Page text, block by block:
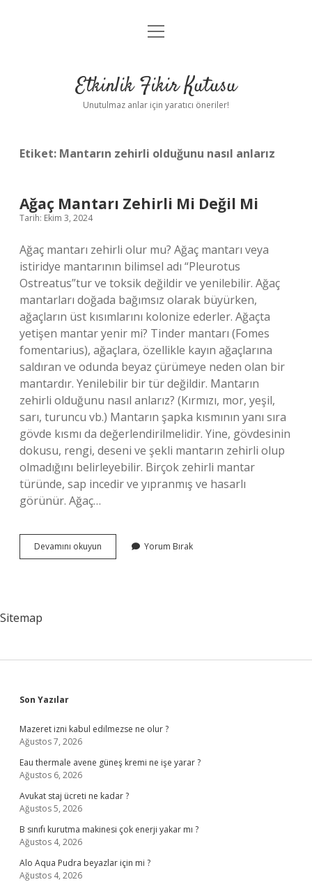
Anasayfa
Yasal Uyarı
menüyü
Etkinlik Fikir Kutusu
Unutulmaz anlar için yaratıcı öneriler!
Etiket: Mantarın zehirli olduğunu nasıl anlarız
Ağaç Mantarı Zehirli Mi Değil Mi
Tarih: Ekim 3, 2024
Ağaç mantarı zehirli olur mu? Ağaç mantarı veya
istiridye mantarının bilimsel adı “Pleurotus
Ostreatus”tur ve toksik değildir ve yenilebilir. Ağaç
mantarları doğada bağımsız olarak büyürken,
ağaçların üst kısımlarını kolonize ederler. Ağaçta
yetişen mantar yenir mi? Tinder mantarı (Fomes
fomentarius), ağaçlara, özellikle kayın ağaçlarına
saldıran ve odunda beyaz çürümeye neden olan bir
mantardır. Yenilebilir bir tür değildir. Mantarın
zehirli olduğunu nasıl anlarız? (Kırmızı, mor, yeşil,
sarı, turuncu vb.) Mantarın şapka kısmının yanı sıra
gövde kısmı da değerlendirilmelidir. Yine, gövdesinin
dokusu, rengi, deseni ve şekli mantarın zehirli olup
olmadığını belirleyebilir. Birçok zehirli mantar
türünde, sap incedir ve yıpranmış ve hasarlı
görünür. Ağaç…
Devamını okuyun
Mantarı
Yorum Bırak
Sitemap
Sidebar
Son Yazılar
Mazeret izni kabul edilmezse ne olur ?
Ağustos 7, 2026
Eau thermale avene güneş kremi ne işe yarar ?
Ağustos 6, 2026
Avukat staj ücreti ne kadar ?
Ağustos 5, 2026
B sınıfı kurutma makinesi çok enerji yakar mı ?
Ağustos 4, 2026
Alo Aqua Pudra beyazlar için mi ?
Ağustos 4, 2026